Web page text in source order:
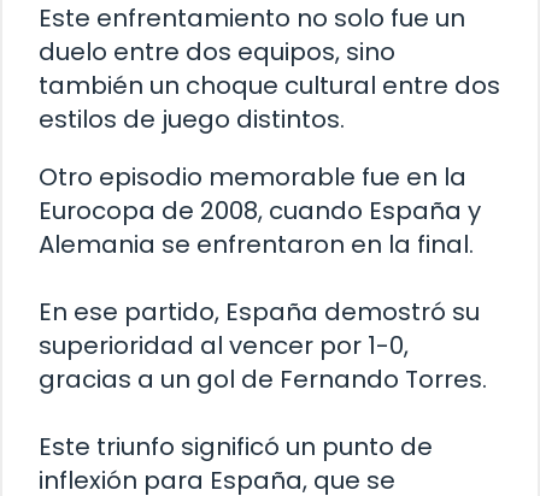
Este enfrentamiento no solo fue un
duelo entre dos equipos, sino
también un choque cultural entre dos
estilos de juego distintos.
Otro episodio memorable fue en la
Eurocopa de 2008, cuando España y
Alemania se enfrentaron en la final.
En ese partido, España demostró su
superioridad al vencer por 1-0,
gracias a un gol de Fernando Torres.
Este triunfo significó un punto de
inflexión para España, que se